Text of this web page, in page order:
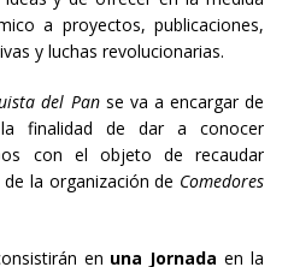
a proyectos, publicaciones,
y luchas revolucionarias.
del Panse va a encargar de
finalidad de dar a conocer
con el objeto de recaudar
la organización de Comedores
en una Jornada en la